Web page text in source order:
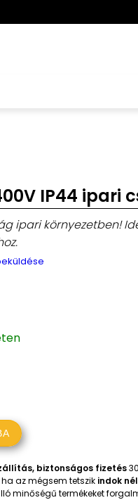
IP44 ipari
ipari környezetben!
biztonságos fizetés
az mégsem tetszik indok
minőségű termékeket